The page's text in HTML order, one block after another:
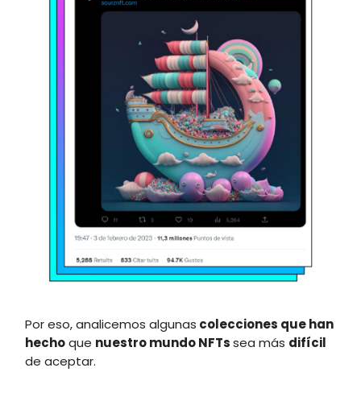
Por eso, analicemos algunas colecciones que han
hechoque nuestro mundo NFTssea más difícil
de aceptar.